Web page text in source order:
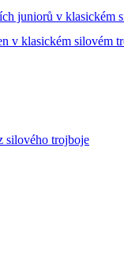
juniorů v klasickém
v klasickém silovém
silového trojboje